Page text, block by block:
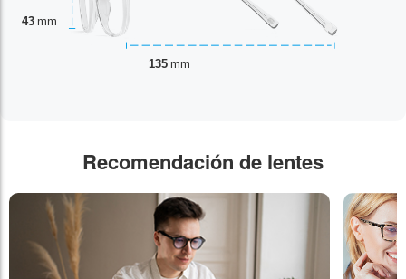
43 mm
135 mm
Recomendación de lentes